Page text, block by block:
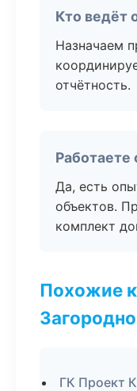
Кто ведёт
Назначаем
отчётность.
Да, есть
объектов.
комплект
Похожие
ГК Проект